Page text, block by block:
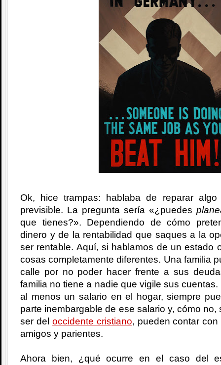
Ok, hice trampas: hablaba de reparar
previsible. La pregunta sería «¿puedes
que tienes?». Dependiendo de cómo
dinero y de la rentabilidad que saques a la
ser rentable. Aquí, si hablamos de un estado
cosas completamente diferentes. Una familia
calle por no poder hacer frente a sus
familia no tiene a nadie que vigile sus
al menos un salario en el hogar, siempre
parte inembargable de ese salario y, cómo no,
ser del occidente cristiano, pueden contar
amigos y parientes.
Ahora bien, ¿qué ocurre en el caso del